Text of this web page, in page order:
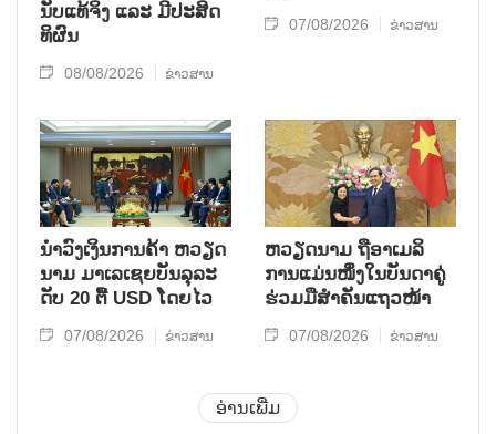
ນັບ​ແທ້​ຈິງ ແລະ ມີ​ປະ​ສິດ​
ທິ​ຜົນ
08/08/2026 ຂ່າວສານ
07/08/2026 ຂ່າວສານ
ນຳ​ວົງ​ເງິນ​ການ​ຄ້າ ຫວຽດ​
ນາມ ມາ​ເລ​ເຊຍ​ບັນ​ລຸ​ລະ​
ດັບ 20 ຕື້ USD ໂດຍ​ໄວ
07/08/2026 ຂ່າວສານ
ຫ​ວຽດ​ນາມ ຖື​ອາ​ເມ​ລິ​
ການ​ແມ່ນ​ໜຶ່ງ​ໃນ​ບັນ​ດາ​ຄູ່​
ຮ່ວມ​ມື​ສຳ​ຄັນ​ແຖວ​ໜ້າ
07/08/2026 ຂ່າວສານ
ອ່ານເພີ່ມ